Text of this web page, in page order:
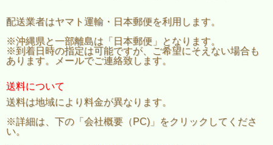
配送業者はヤマト運輸・日本郵便を利用します。
※沖縄県と一部離島は「日本郵便」となります。
※到着日時の指定は可能ですが、ご希望にそえない場合も
あります。メールでご連絡致します。
送料について
送料は地域により料金が異なります。
※詳細は、下の「会社概要（PC)」をクリックしてくださ
い。